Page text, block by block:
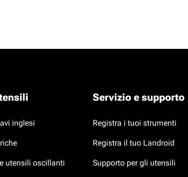
inglesi
utensili oscillanti
Servizio e supporto
Registra i tuoi strumenti
Registra il tuo Landroid
Supporto per gli utensili